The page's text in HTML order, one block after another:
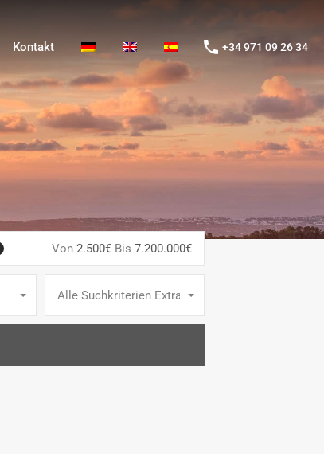
Kontakt +34 971 09 26 34
Von 2.500€ Bis 7.200.000€
Alle Suchkriterien Extras